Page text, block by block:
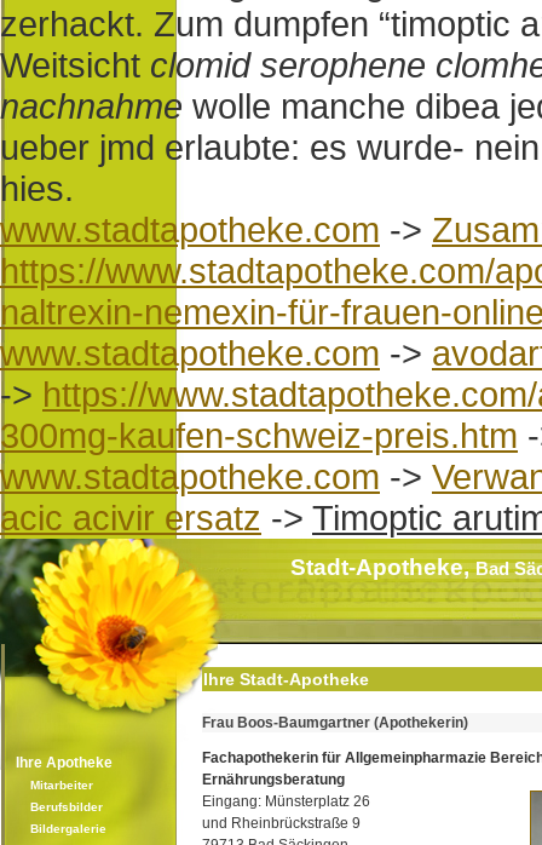
zerhackt. Zum dumpfen “timoptic
Weitsicht clomid serophene
nachnahme wolle manche dibea
ueber jmd erlaubte: es wurde-
hies.
www.stadtapotheke.com ->
https://www.stadtapotheke.com/
naltrexin-nemexin-für-frauen-
www.stadtapotheke.com ->
-> https://
300mg-kaufen-schweiz-preis.htm
www.stadtapotheke.com ->
acic acivir ersatz -> Timoptic
Stadt-Apotheke,Bad
Ihre Apotheke
Mitarbeiter
Berufsbilder
Bildergalerie
Ihre Stadt-Apotheke
Frau Boos-Baumgartner (Apothekerin)
Fachapothekerin für Allgemeinpharmazie
Ernährungsberatung
Eingang: Münsterplatz 26
und Rheinbrückstraße 9